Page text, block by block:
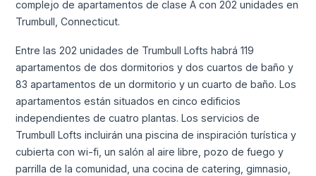
complejo de apartamentos de clase A con 202 unidades en
Trumbull, Connecticut.
Entre las 202 unidades de Trumbull Lofts habrá 119
apartamentos de dos dormitorios y dos cuartos de baño y
83 apartamentos de un dormitorio y un cuarto de baño. Los
apartamentos están situados en cinco edificios
independientes de cuatro plantas. Los servicios de
Trumbull Lofts incluirán una piscina de inspiración turística y
cubierta con wi-fi, un salón al aire libre, pozo de fuego y
parrilla de la comunidad, una cocina de catering, gimnasio,